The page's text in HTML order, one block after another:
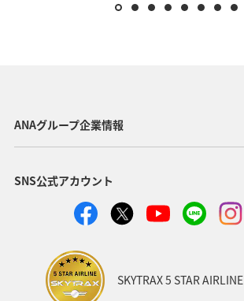
ANAグループ企業情報
SNS公式アカウント
SKYTRAX 5 STAR AIRLINE